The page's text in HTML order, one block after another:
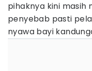
pihaknya kini
penyebab pasti
nyawa bayi